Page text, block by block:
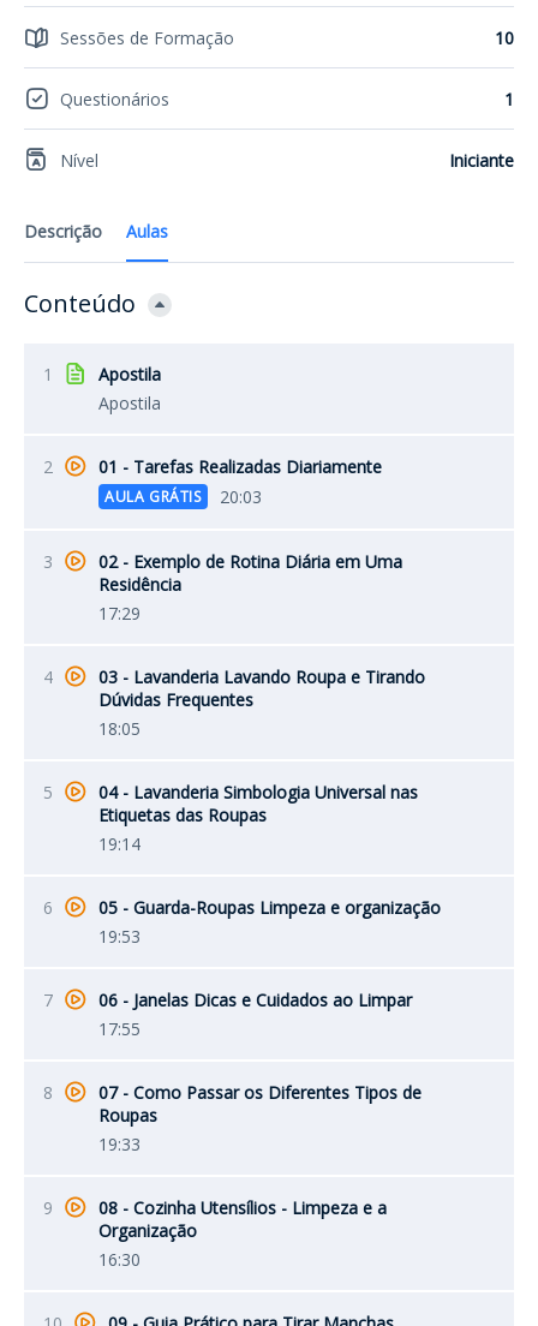
Descrição Aulas
Conteúdo
1
Apostila
Apostila
2 01 - Tarefas Realizadas Diariamente
AULA GRÁTIS 20:03
3
02 - Exemplo de Rotina Diária em Uma
Residência
17:29
4
03 - Lavanderia Lavando Roupa e Tirando
Dúvidas Frequentes
18:05
5
04 - Lavanderia Simbologia Universal nas
Etiquetas das Roupas
19:14
6
05 - Guarda-Roupas Limpeza e organização
19:53
7
06 - Janelas Dicas e Cuidados ao Limpar
17:55
8
07 - Como Passar os Diferentes Tipos de
Roupas
19:33
9
08 - Cozinha Utensílios - Limpeza e a
Organização
16:30
Sessões de Formação 10
Questionários 1
Nível Iniciante